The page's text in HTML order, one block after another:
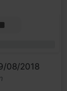
08/2018